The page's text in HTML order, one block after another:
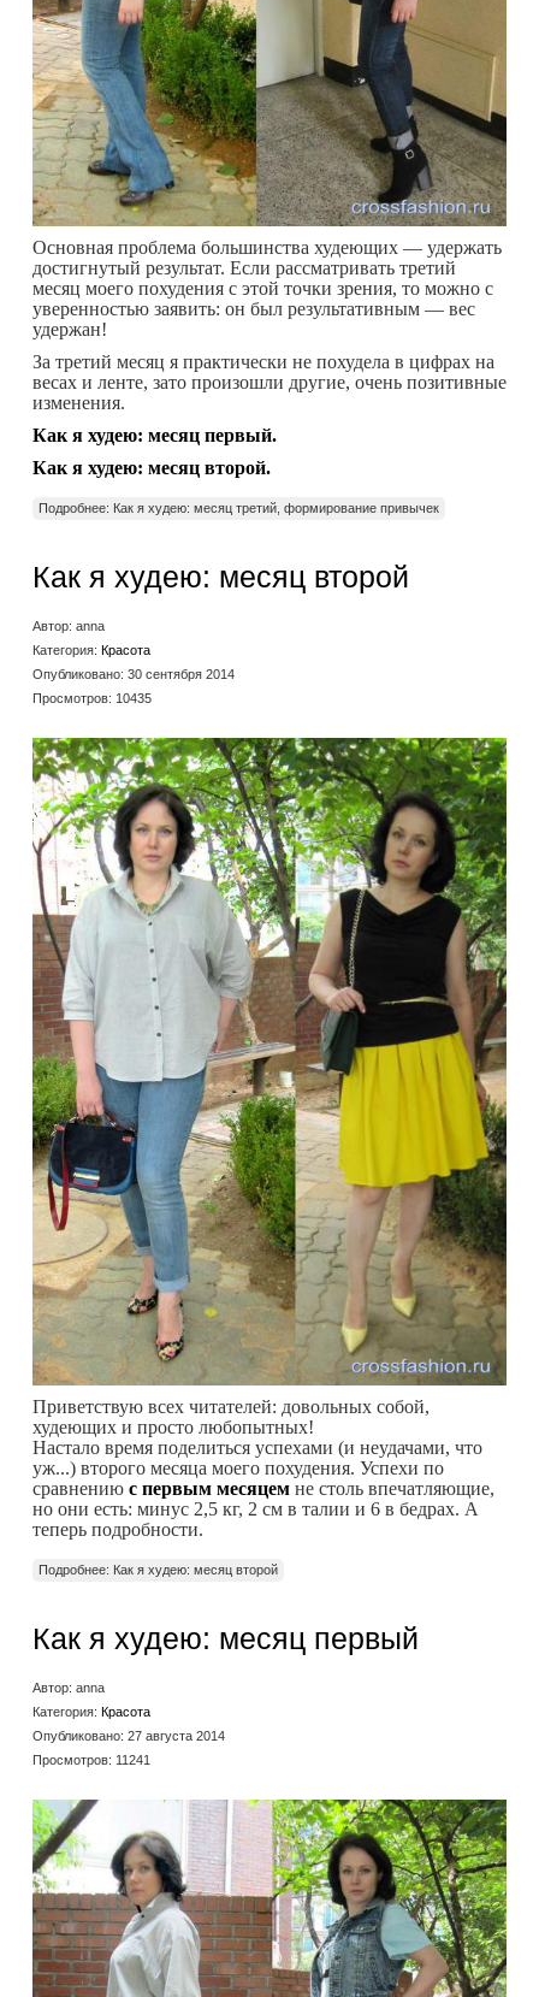
Основная проблема большинства худеющих — удержать
достигнутый результат. Если рассматривать третий
месяц моего похудения с этой точки зрения, то можно с
уверенностью заявить: он был результативным — вес
удержан!
За третий месяц я практически не похудела в цифрах на
весах и ленте, зато произошли другие, очень позитивные
изменения.
Как я худею: месяц первый.
Как я худею: месяц второй.
Подробнее: Как я худею: месяц третий, формирование привычек
Как я худею: месяц второй
Автор: anna
Категория: Красота
Опубликовано: 30 сентября 2014
Просмотров: 10435
Приветствую всех читателей: довольных собой,
худеющих и просто любопытных!
Настало время поделиться успехами (и неудачами, что
уж...) второго месяца моего похудения. Успехи по
сравнению с первым месяцем не столь впечатляющие,
но они есть: минус 2,5 кг, 2 см в талии и 6 в бедрах. А
теперь подробности.
Подробнее: Как я худею: месяц второй
Как я худею: месяц первый
Автор: anna
Категория: Красота
Опубликовано: 27 августа 2014
Просмотров: 11241